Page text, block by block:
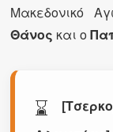
Μακεδονικό
Θάνος και ο
⌛